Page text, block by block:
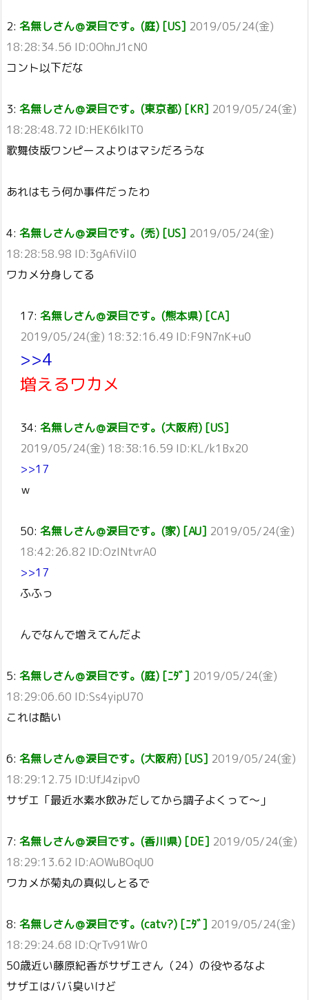
2: 名無しさん＠涙目です。(庭) [US] 2019/05/24(金)
18:28:34.56 ID:0OhnJ1cN0
コント以下だな
3: 名無しさん＠涙目です。(東京都) [KR] 2019/05/24(金)
18:28:48.72 ID:HEK6IkIT0
歌舞伎版ワンピースよりはマシだろうな
あれはもう何か事件だったわ
4: 名無しさん＠涙目です。(禿) [US] 2019/05/24(金)
18:28:58.98 ID:3gAfiViI0
ワカメ分身してる
17: 名無しさん＠涙目です。(熊本県) [CA]
2019/05/24(金) 18:32:16.49 ID:F9N7nK+u0
>>4
増えるワカメ
34: 名無しさん＠涙目です。(大阪府) [US]
2019/05/24(金) 18:38:16.59 ID:KL/k1Bx20
>>17
ｗ
50: 名無しさん＠涙目です。(家) [AU] 2019/05/24(金)
18:42:26.82 ID:OzINtvrA0
>>17
ふふっ
んでなんで増えてんだよ
5: 名無しさん＠涙目です。(庭) [ﾆﾀﾞ] 2019/05/24(金)
18:29:06.60 ID:Ss4yipU70
これは酷い
6: 名無しさん＠涙目です。(大阪府) [US] 2019/05/24(金)
18:29:12.75 ID:UfJ4zipv0
サザエ「最近水素水飲みだしてから調子よくって～」
7: 名無しさん＠涙目です。(香川県) [DE] 2019/05/24(金)
18:29:13.62 ID:AOWuBOqU0
ワカメが菊丸の真似しとるで
8: 名無しさん＠涙目です。(catv?) [ﾆﾀﾞ] 2019/05/24(金)
18:29:24.68 ID:QrTv91Wr0
50歳近い藤原紀香がサザエさん（24）の役やるなよ
サザエはババ臭いけど